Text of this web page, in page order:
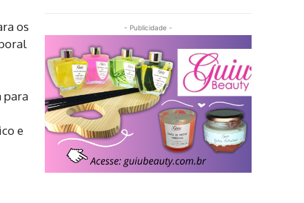
os
para
e
- Publicidade -